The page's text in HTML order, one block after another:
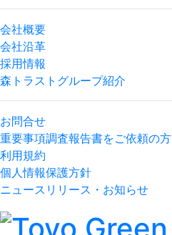
会社概要
会社沿革
採用情報
森トラストグループ紹介
お問合せ
重要事項調査報告書をご依頼の方
利用規約
個人情報保護方針
ニュースリリース・お知らせ